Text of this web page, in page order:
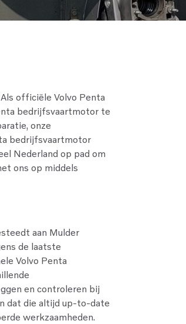
officiële Volvo Penta
bedrijfsvaartmotor te
onze
bedrijfsvaartmotor
Nederland op pad om
ons op middels
aan Mulder
de laatste
Volvo Penta
en controleren bij
dat die altijd up-to-date
werkzaamheden.